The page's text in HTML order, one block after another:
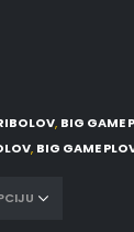
, BIG GAME
, BIG GAME